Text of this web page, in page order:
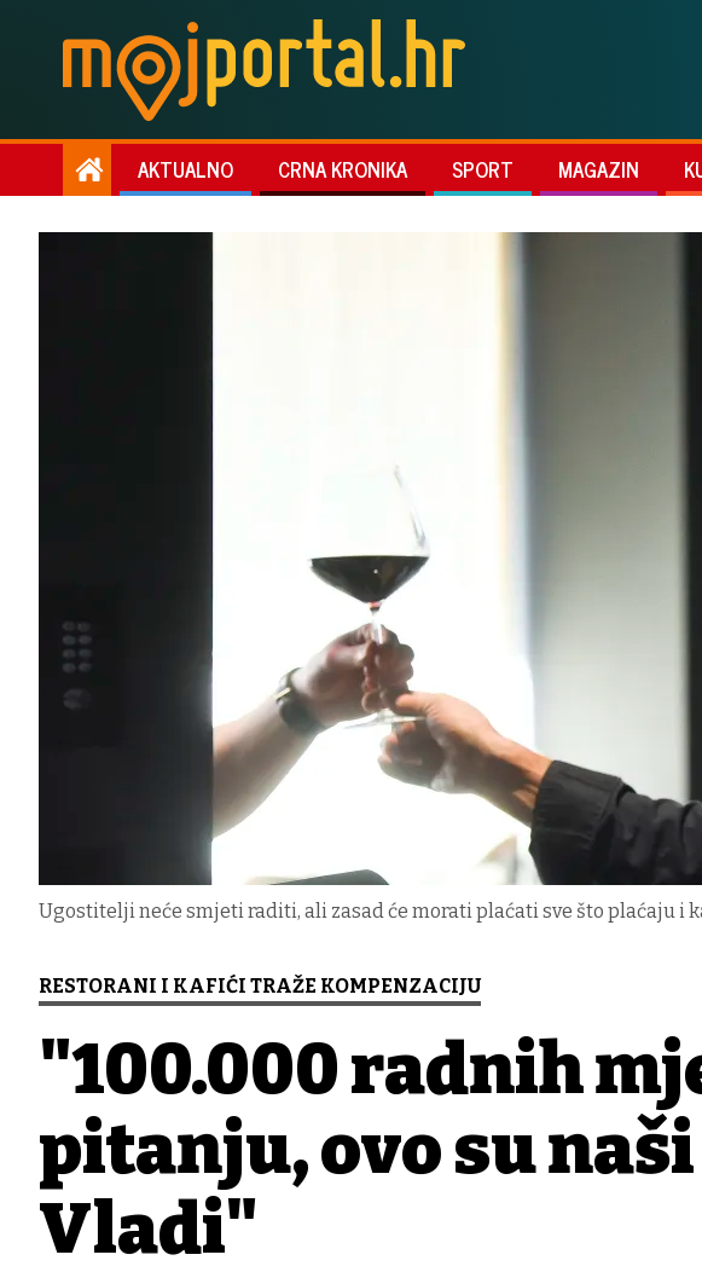
AKTUALNO CRNA KRONIKA SPORT MAGAZIN
Ugostitelji neće smjeti raditi, ali zasad će morati plaćati sve što plaćaju i
RESTORANI I KAFIĆI TRAŽE KOMPENZACIJU
"100.000 radnih
pitanju, ovo su
Vladi"